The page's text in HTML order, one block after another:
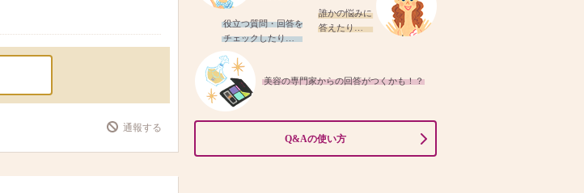
通報する
誰かの悩みに
答えたり…
役立つ質問・回答を
チェックしたり…
美容の専門家からの回答がつくかも！？
Q&Aの使い方